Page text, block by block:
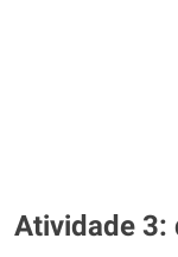
Atividade 3: